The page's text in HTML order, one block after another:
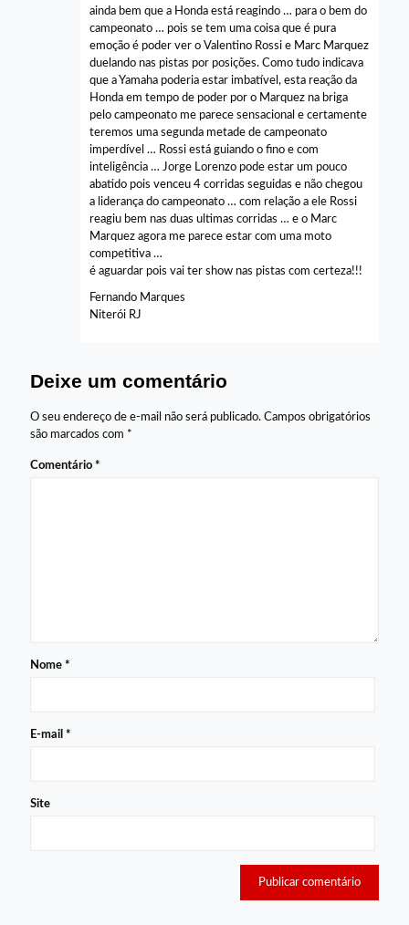
ainda bem que a Honda está reagindo … para o bem do
campeonato … pois se tem uma coisa que é pura
emoção é poder ver o Valentino Rossi e Marc Marquez
duelando nas pistas por posições. Como tudo indicava
que a Yamaha poderia estar imbatível, esta reação da
Honda em tempo de poder por o Marquez na briga
pelo campeonato me parece sensacional e certamente
teremos uma segunda metade de campeonato
imperdível … Rossi está guiando o fino e com
inteligência … Jorge Lorenzo pode estar um pouco
abatido pois venceu 4 corridas seguidas e não chegou
a liderança do campeonato … com relação a ele Rossi
reagiu bem nas duas ultimas corridas … e o Marc
Marquez agora me parece estar com uma moto
competitiva …
é aguardar pois vai ter show nas pistas com certeza!!!
Fernando Marques
Niterói RJ
Deixe um comentário
O seu endereço de e-mail não será publicado. Campos obrigatórios
são marcados com *
Comentário *
Nome *
E-mail *
Site